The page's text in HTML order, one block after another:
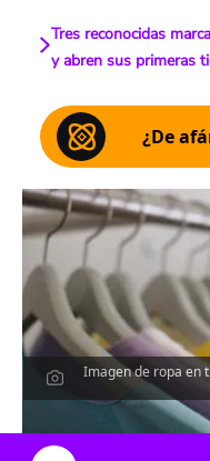
Tres reconocidas
y abren sus primeras
¿De
Imagen de ropa en